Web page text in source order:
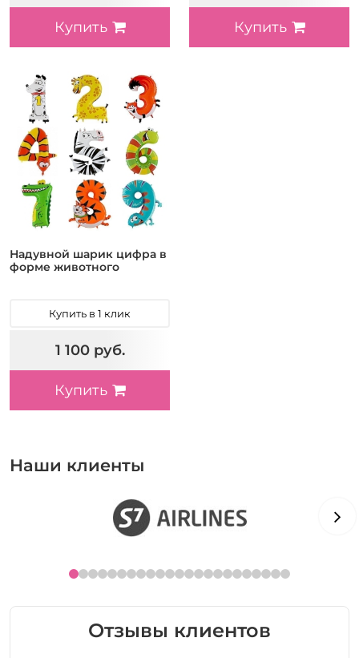
Купить Купить
Надувной шарик цифра в
форме животного
Купить в 1 клик
1 100 руб.
Купить
Наши клиенты
Отзывы клиентов